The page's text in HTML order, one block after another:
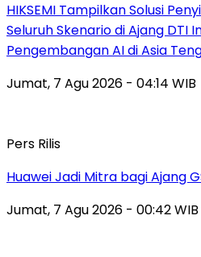
HIKSEMI Tampilkan Solusi
Seluruh Skenario di Ajang DTI
Pengembangan AI di Asia
Jumat, 7 Agu 2026 - 04:14 WIB
Pers Rilis
Huawei Jadi Mitra bagi Ajang
Jumat, 7 Agu 2026 - 00:42 WIB